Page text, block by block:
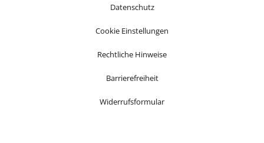
Datenschutz
Cookie Einstellungen
Rechtliche Hinweise
Barrierefreiheit
Widerrufsformular